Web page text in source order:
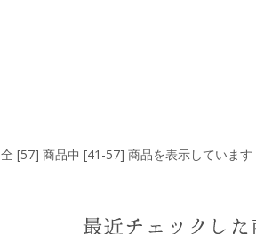
全 [57] 商品中 [41-57] 商品を表示しています